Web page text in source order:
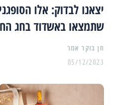
יצאנו לבדוק: אלו
שתמצאו באשדוד בחג
05/12/2023